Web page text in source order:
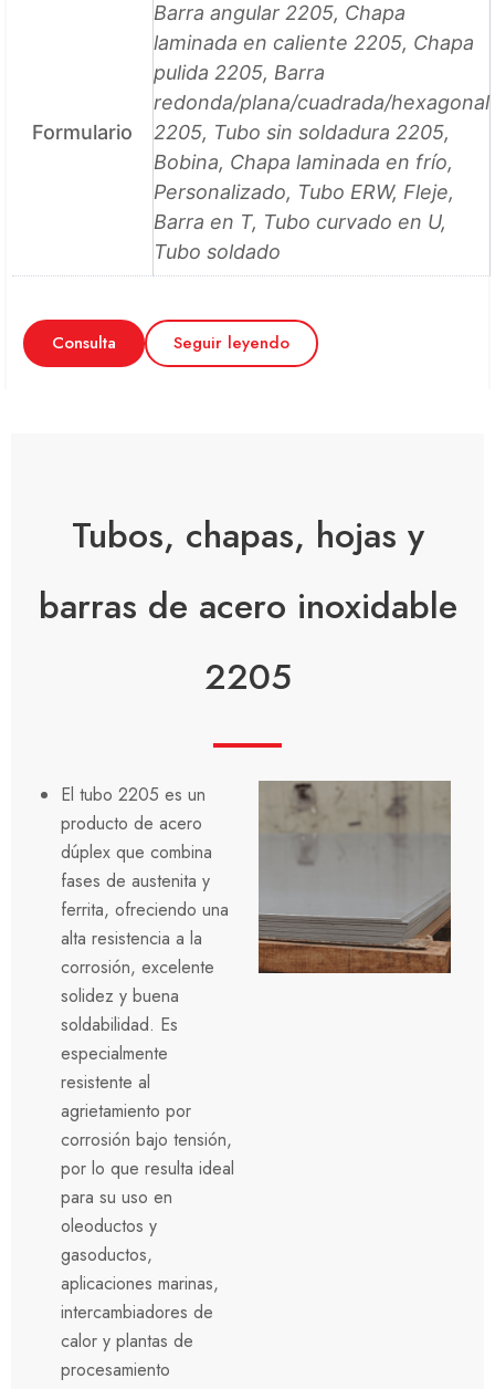
Formulario
Barra angular 2205, Chapa
laminada en caliente 2205, Chapa
pulida 2205, Barra
redonda/plana/cuadrada/hexagonal
2205, Tubo sin soldadura 2205,
Bobina, Chapa laminada en frío,
Personalizado, Tubo ERW, Fleje,
Barra en T, Tubo curvado en U,
Tubo soldado
Consulta Seguir leyendo
Tubos, chapas, hojas y
barras de acero inoxidable
2205
El tubo 2205 es un
producto de acero
dúplex que combina
fases de austenita y
ferrita, ofreciendo una
alta resistencia a la
corrosión, excelente
solidez y buena
soldabilidad. Es
especialmente
resistente al
agrietamiento por
corrosión bajo tensión,
por lo que resulta ideal
para su uso en
oleoductos y
gasoductos,
aplicaciones marinas,
intercambiadores de
calor y plantas de
procesamiento